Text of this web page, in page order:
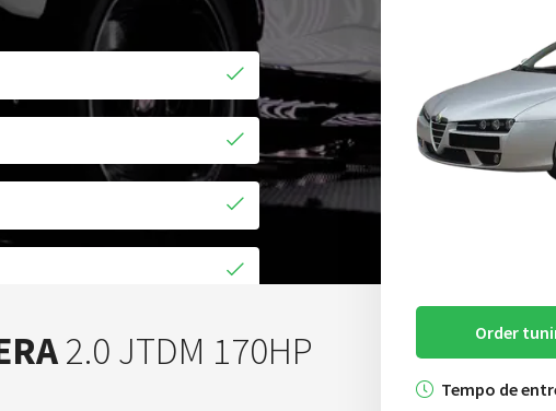
Order
Tempo de
2.0 JTDM 170HP